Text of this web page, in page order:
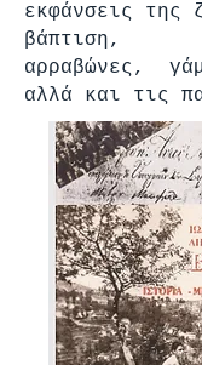
εκφάνσεις της
βάπτιση,
αρραβώνες,
αλλά και τις